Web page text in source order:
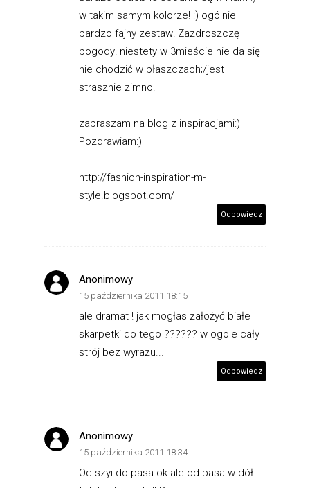
w takim samym kolorze! :) ogólnie
bardzo fajny zestaw! Zazdroszczę
pogody! niestety w 3mieście nie da się
nie chodzić w płaszczach;/jest
strasznie zimno!
zapraszam na blog z inspiracjami:)
Pozdrawiam:)
http://fashion-inspiration-m-
style.blogspot.com/
Odpowiedz
Anonimowy
15 października 2011 18:15
ale dramat ! jak mogłas założyć białe
skarpetki do tego ?????? w ogole cały
strój bez wyrazu...
Odpowiedz
Anonimowy
15 października 2011 18:34
Od szyi do pasa ok ale od pasa w dół